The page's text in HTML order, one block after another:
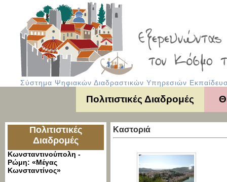
Σύστημα Ψηφιακών Διαδραστικών Υπηρεσιών
Πολιτιστικές Διαδρομές
Πολιτιστικές
Διαδρομές
Κωνσταντινούπολη -
Ρώμη: «Μέγας
Κωνσταντίνος»
Καστοριά